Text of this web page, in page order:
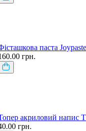
паста
грн.
акриловий напис
грн.